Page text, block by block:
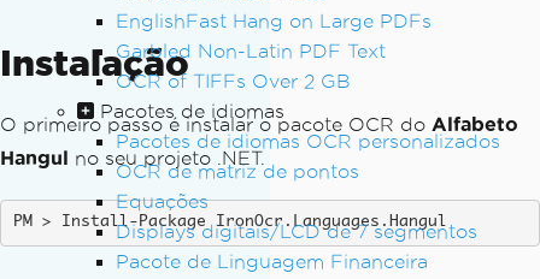
EnglishFast Hang on Large PDFs
Garbled Non-Latin PDF Text
OCR of TIFFs Over 2 GB
Pacotes de idiomas
Pacotes de idiomas OCR personalizados
OCR de matriz de pontos
Equações
Displays digitais/LCD de 7 segmentos
Pacote de Linguagem Financeira
Instalação
O primeiro passo é instalar o pacote OCR do Alfabeto
Hangul no seu projeto .NET.
Install-Package IronOcr.Languages.Hangul